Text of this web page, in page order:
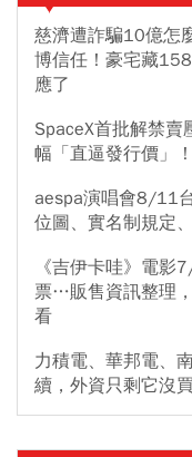
慈濟遭詐騙10億怎
博信任！豪宅藏
應了
SpaceX首批解禁賣
幅「直逼發行價」
aespa演唱會8/11
位圖、實名制規定
《吉伊卡哇》電
票…販售資訊整理
看
力積電、華邦電、
續，外資只剩它沒